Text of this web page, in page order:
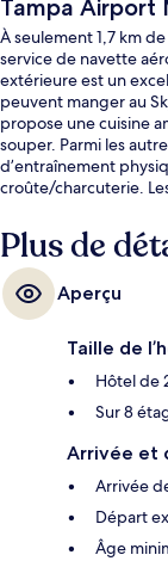
Tampa Airport
À seulement 1,7 km
service de navette
extérieure est un
peuvent manger au
propose une cuisine
souper. Parmi les
d’entraînement
croûte/charcuterie.
Plus de
Aperçu
Taille de
Hôtel de
Sur 8
Arrivée et
Arrivée
Départ
Âge